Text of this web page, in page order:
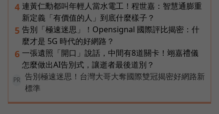
4 連黃仁勳都叫年輕人當水電工！程世嘉：智慧通膨重
新定義「有價值的人」到底什麼樣子？
5 告別「極速迷思」！Opensignal 國際評比揭密：什
麼才是 5G 時代的好網路？
6 一張遺照「開口」說話，中間有8道關卡！翊嘉禮儀
怎麼做出AI告別式，讓逝者最後道別？
PR
告別極速迷思！台灣大哥大奪國際雙冠揭密好網路新
標準